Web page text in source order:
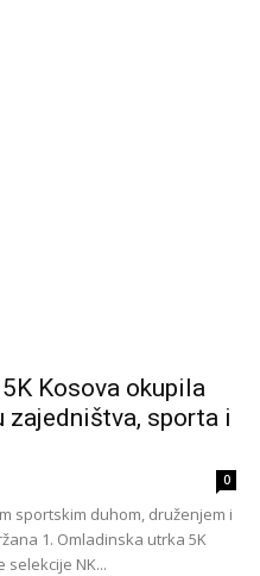
Kosova okupila
zajedništva, sporta i
0
sportskim duhom, druženjem i
1. Omladinska utrka 5K
NK...